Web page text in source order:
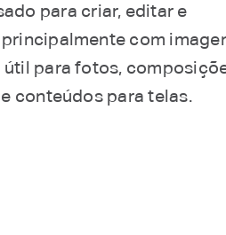
para criar, editar e
com
para fotos,
conteúdos para telas.